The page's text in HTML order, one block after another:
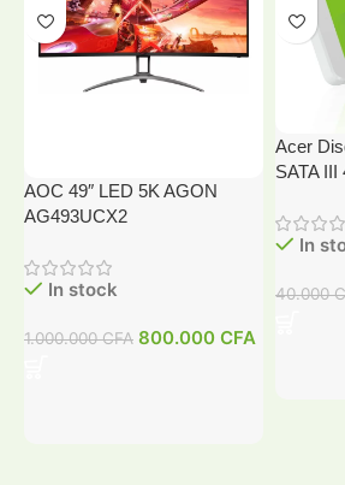
AOC 49″ LED 5K AGON
AG493UCX2
In stock
1.000.000CFA 800.000 CFA
Acer
SATA
In
40.000